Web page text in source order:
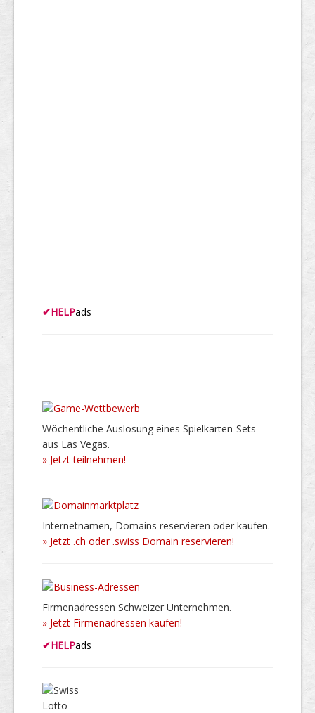
✔HELPads
Wöchentliche Auslosung eines Spielkarten-Sets
aus Las Vegas.
» Jetzt teilnehmen!
Internetnamen, Domains reservieren oder kaufen.
» Jetzt .ch oder .swiss Domain reservieren!
Firmenadressen Schweizer Unternehmen.
» Jetzt Firmenadressen kaufen!
✔HELPads